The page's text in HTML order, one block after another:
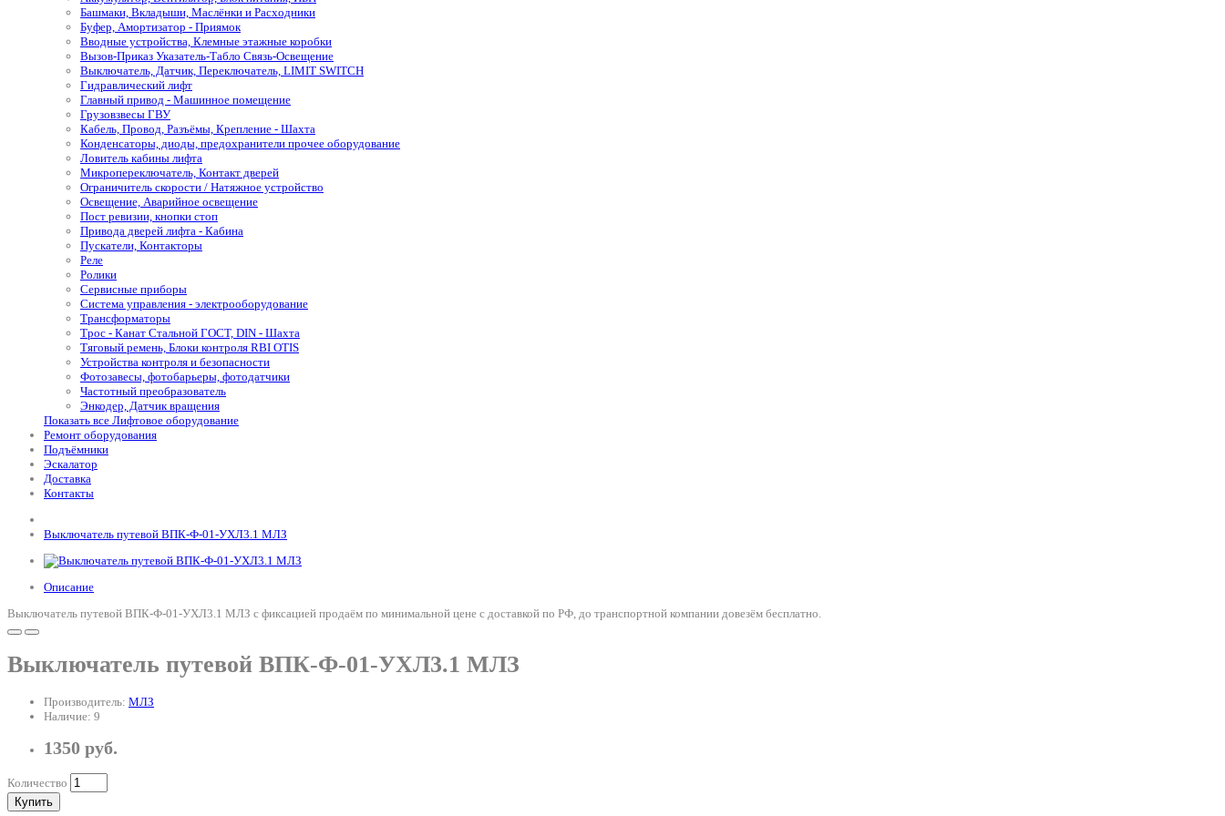
Башмаки, Вкладыши, Маслёнки и Расходники
Буфер, Амортизатор - Приямок
Вводные устройства, Клемные этажные коробки
Вызов-Приказ Указатель-Табло Связь-Освещение
Выключатель, Датчик, Переключатель, LIMIT SWITCH
Гидравлический лифт
Главный привод - Машинное помещение
Грузовзвесы ГВУ
Кабель, Провод, Разъёмы, Крепление - Шахта
Конденсаторы, диоды, предохранители прочее оборудование
Ловитель кабины лифта
Микропереключатель, Контакт дверей
Ограничитель скорости / Натяжное устройство
Освещение, Аварийное освещение
Пост ревизии, кнопки стоп
Привода дверей лифта - Кабина
Пускатели, Контакторы
Реле
Ролики
Сервисные приборы
Система управления - электрооборудование
Трансформаторы
Трос - Канат Стальной ГОСТ, DIN - Шахта
Тяговый ремень, Блоки контроля RBI OTIS
Устройства контроля и безопасности
Фотозавесы, фотобарьеры, фотодатчики
Частотный преобразователь
Энкодер, Датчик вращения
Показать все Лифтовое оборудование
Ремонт оборудования
Подъёмники
Эскалатор
Доставка
Контакты
Выключатель путевой ВПК-Ф-01-УХЛ3.1 МЛЗ
Описание
Выключатель путевой ВПК-Ф-01-УХЛ3.1 МЛЗ с фиксацией продаём по минимальной цене с доставкой по РФ, до транспортной компании довезём бесплатно.
Выключатель путевой ВПК-Ф-01-УХЛ3.1 МЛЗ
Производитель: МЛЗ
Наличие: 9
1350 руб.
Количество
Купить